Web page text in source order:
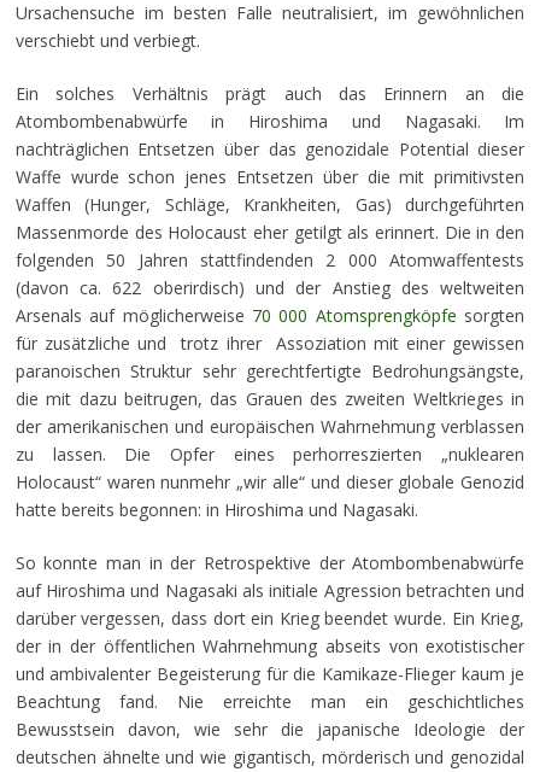
Ursachensuche im besten Falle neutralisiert, im gewöhnlichen
verschiebt und verbiegt.
Ein solches Verhältnis prägt auch das Erinnern an die
Atombombenabwürfe in Hiroshima und Nagasaki. Im
nachträglichen Entsetzen über das genozidale Potential dieser
Waffe wurde schon jenes Entsetzen über die mit primitivsten
Waffen (Hunger, Schläge, Krankheiten, Gas) durchgeführten
Massenmorde des Holocaust eher getilgt als erinnert. Die in den
folgenden 50 Jahren stattfindenden 2 000 Atomwaffentests
(davon ca. 622 oberirdisch) und der Anstieg des weltweiten
Arsenals auf möglicherweise 70 000 Atomsprengköpfe sorgten
für zusätzliche und trotz ihrer Assoziation mit einer gewissen
paranoischen Struktur sehr gerechtfertigte Bedrohungsängste,
die mit dazu beitrugen, das Grauen des zweiten Weltkrieges in
der amerikanischen und europäischen Wahrnehmung verblassen
zu lassen. Die Opfer eines perhorreszierten „nuklearen
Holocaust“ waren nunmehr „wir alle“ und dieser globale Genozid
hatte bereits begonnen: in Hiroshima und Nagasaki.
So konnte man in der Retrospektive der Atombombenabwürfe
auf Hiroshima und Nagasaki als initiale Agression betrachten und
darüber vergessen, dass dort ein Krieg beendet wurde. Ein Krieg,
der in der öffentlichen Wahrnehmung abseits von exotistischer
und ambivalenter Begeisterung für die Kamikaze-Flieger kaum je
Beachtung fand. Nie erreichte man ein geschichtliches
Bewusstsein davon, wie sehr die japanische Ideologie der
deutschen ähnelte und wie gigantisch, mörderisch und genozidal